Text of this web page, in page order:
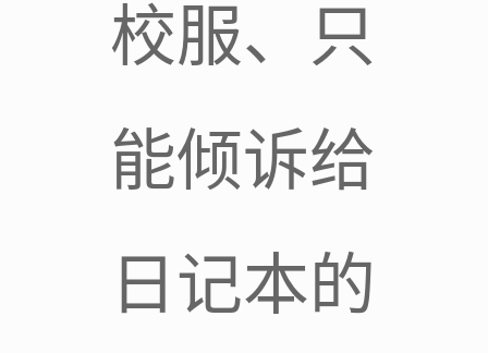
校服、只
能倾诉给
日记本的